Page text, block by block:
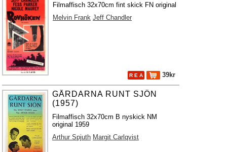
Filmaffisch 32x70cm fint skick FN original
Melvin Frank Jeff Chandler
R E A 39kr
GÅRDARNA RUNT SJÖN
(1957)
Filmaffisch 32x70cm B nyskick NM
original 1959
Arthur Spjuth Margit Carlqvist